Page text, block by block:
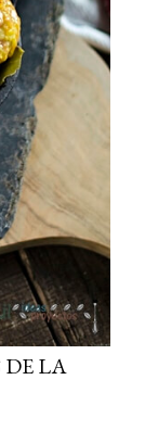
DE LA